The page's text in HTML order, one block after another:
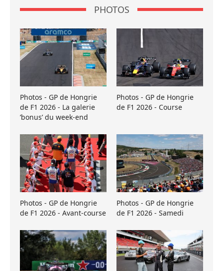
PHOTOS
Photos - GP de Hongrie
de F1 2026 - La galerie
’bonus’ du week-end
Photos - GP de Hongrie
de F1 2026 - Course
Photos - GP de Hongrie
de F1 2026 - Avant-course
Photos - GP de Hongrie
de F1 2026 - Samedi